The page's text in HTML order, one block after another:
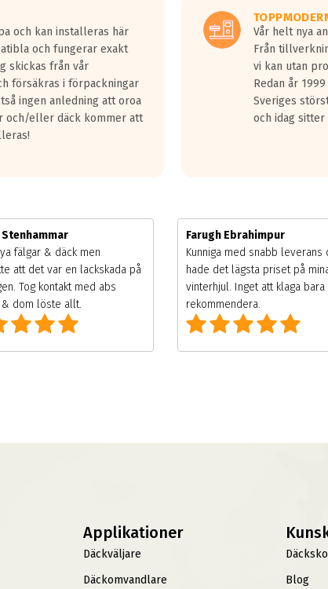
och kan installeras här
och fungerar exakt
skickas från vår
försäkras i förpackningar
ingen anledning att oroa
och/eller däck kommer att
Vår helt nya
Från
vi kan utan
Redan år
Sveriges
och idag sitter
Stenhammar
fälgar & däck men
att det var en lackskada på
Tog kontakt med abs
dom löste allt.
Farugh Ebrahimpur
Kunniga med snabb leverans
hade det lägsta priset på
vinterhjul. Inget att klaga bara
rekommendera.
Applikationer
Däckväljare
Däckomvandlare
Blog